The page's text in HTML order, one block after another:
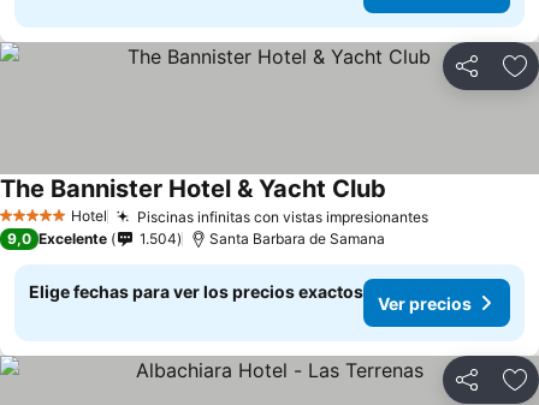
Compartir
5 Estrellas Hotel Piscinas infinitas con vistas impresionantesVer precios
The Bannister Hotel & Yacht Club
9,0 Excelente 1.504 Santa Barbara de Samana
Elige fechas para ver los precios exactos
Ver precios
Compartir